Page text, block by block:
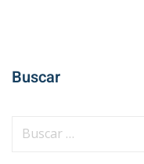
Buscar